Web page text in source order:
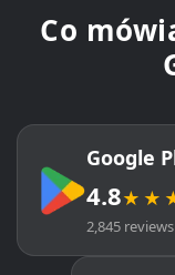
Co
Google
4.8
2,845 reviews